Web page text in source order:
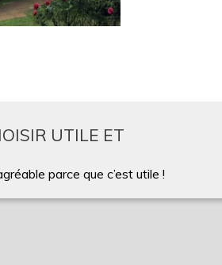
UTILE ET
parce que c’est utile !